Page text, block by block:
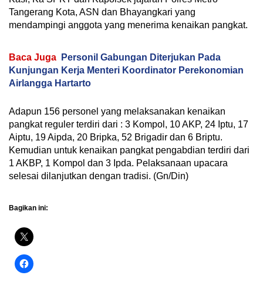
Tangerang Kota, ASN dan Bhayangkari yang
mendampingi anggota yang menerima kenaikan pangkat.
Baca Juga
Personil Gabungan Diterjukan Pada
Kunjungan Kerja Menteri Koordinator Perekonomian
Airlangga Hartarto
Adapun 156 personel yang melaksanakan kenaikan
pangkat reguler terdiri dari : 3 Kompol, 10 AKP, 24 Iptu, 17
Aiptu, 19 Aipda, 20 Bripka, 52 Brigadir dan 6 Briptu.
Kemudian untuk kenaikan pangkat pengabdian terdiri dari
1 AKBP, 1 Kompol dan 3 Ipda. Pelaksanaan upacara
selesai dilanjutkan dengan tradisi. (Gn/Din)
Bagikan ini: